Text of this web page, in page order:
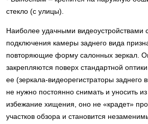
стекло (с улицы).
Наиболее удачными видеоустройствами
подключения камеры заднего вида
повторяющие форму салонных зеркал.
закрепляются поверх стандартной
ее (зеркала-видеорегистраторы заднего
не нужно постоянно снимать и уносить
избежание хищения, оно не «крадет»
участков обзора и становится